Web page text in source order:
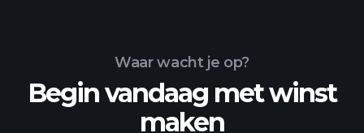
Waar wacht je op?
Begin vandaag met winst
maken